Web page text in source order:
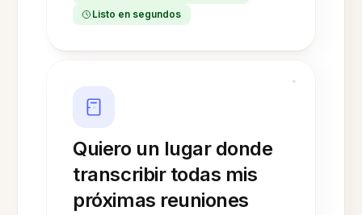
Listo en segundos
Quiero un lugar donde
transcribir todas mis
próximas reuniones